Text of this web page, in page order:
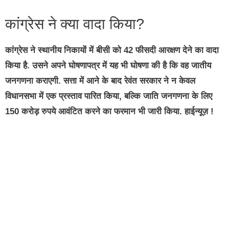
कांग्रेस ने क्या वादा किया?
कांग्रेस ने स्थानीय निकायों में बीसी को 42 फीसदी आरक्षण देने का वादा
किया है. उसने अपने घोषणापत्र में यह भी घोषणा की है कि वह जातीय
जनगणना कराएगी. सत्ता में आने के बाद रेवंत सरकार ने न केवल
विधानसभा में एक प्रस्ताव पारित किया, बल्कि जाति जनगणना के लिए
150 करोड़ रुपये आवंटित करने का फरमान भी जारी किया. हाईन्यूज़ !